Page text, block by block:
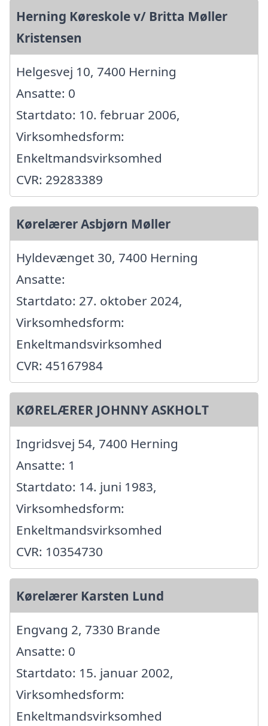
Herning Køreskole v/ Britta Møller
Kristensen
Helgesvej 10, 7400 Herning
Ansatte: 0
Startdato: 10. februar 2006,
Virksomhedsform:
Enkeltmandsvirksomhed
CVR: 29283389
Kørelærer Asbjørn Møller
Hyldevænget 30, 7400 Herning
Ansatte:
Startdato: 27. oktober 2024,
Virksomhedsform:
Enkeltmandsvirksomhed
CVR: 45167984
KØRELÆRER JOHNNY ASKHOLT
Ingridsvej 54, 7400 Herning
Ansatte: 1
Startdato: 14. juni 1983,
Virksomhedsform:
Enkeltmandsvirksomhed
CVR: 10354730
Kørelærer Karsten Lund
Engvang 2, 7330 Brande
Ansatte: 0
Startdato: 15. januar 2002,
Virksomhedsform:
Enkeltmandsvirksomhed